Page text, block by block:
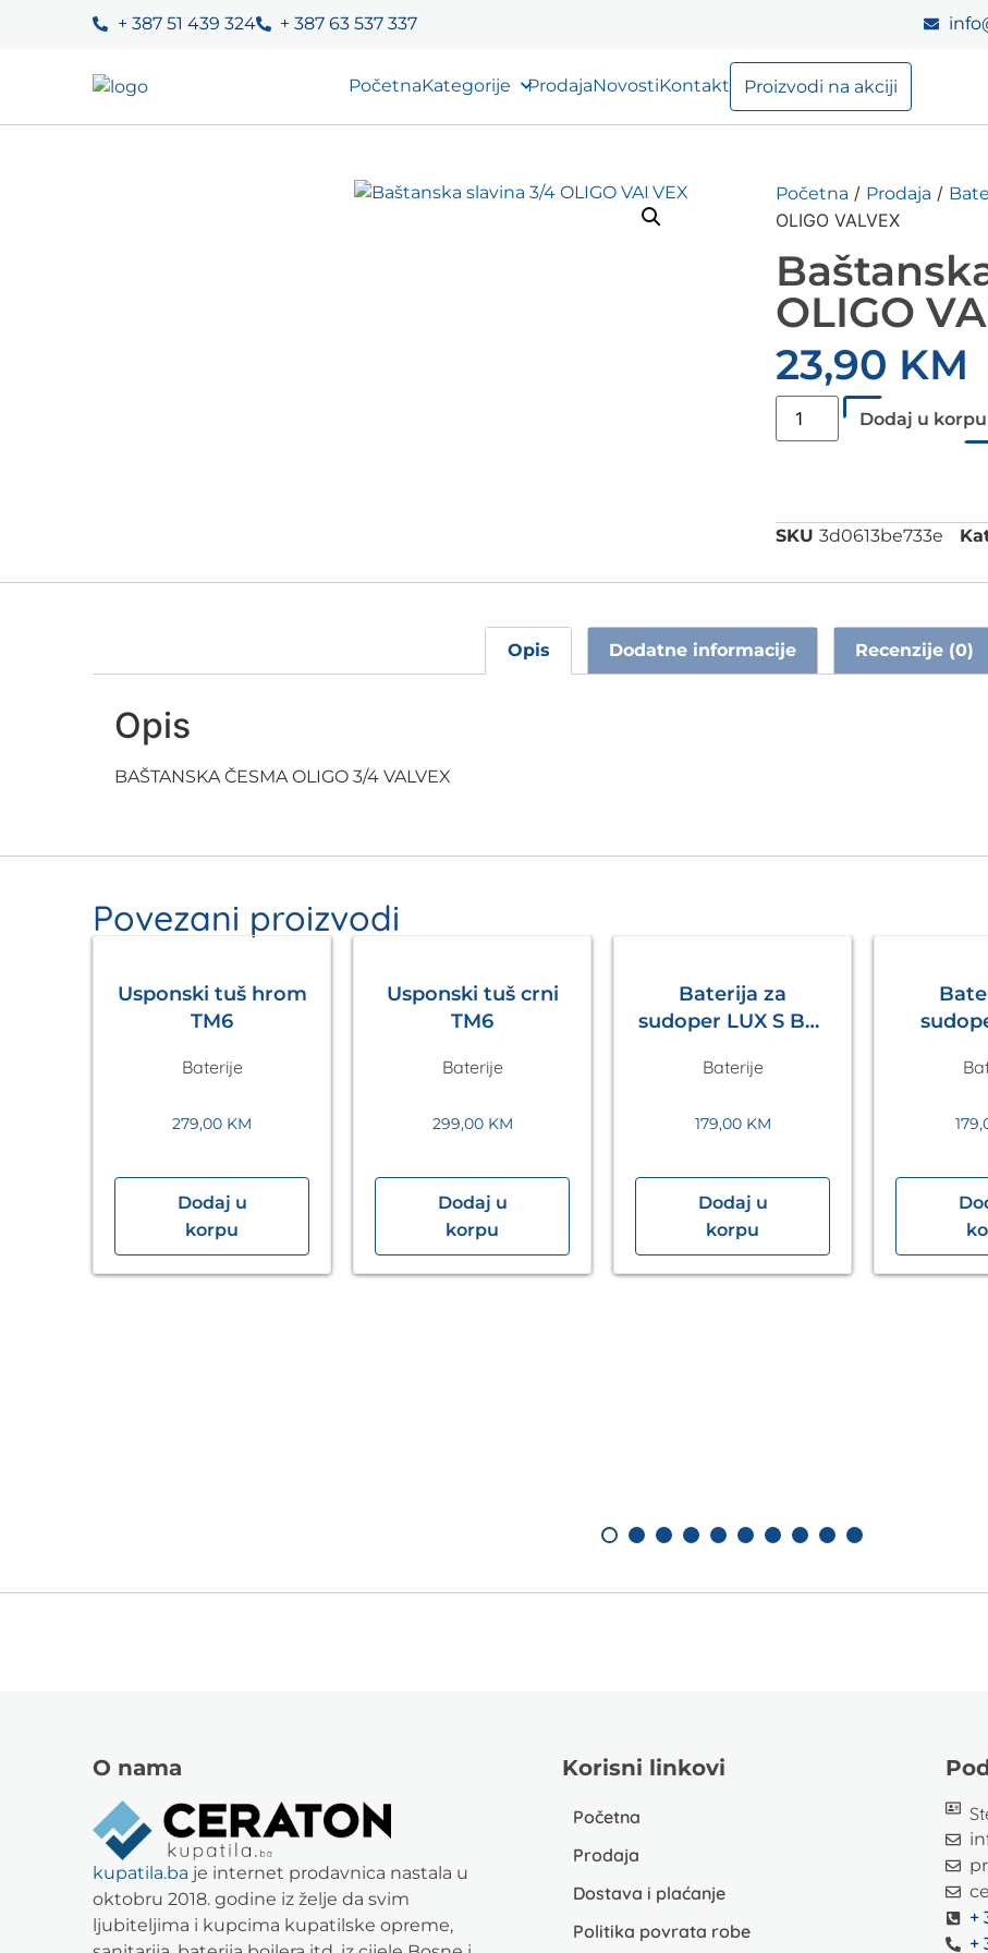
+ 387 51 439 324 + 387 63 537 337
PočetnaKategorije ProdajaNovostiKontakt Proizvodi na akciji
Početna / Prodaja /
OLIGO VALVEX
OLIGO
23,90 KM
Dodaj u korpu
SKU 3d0613be733e
Opis Dodatne informacije Recenzije (0)
Opis
BAŠTANSKA ČESMA OLIGO 3/4 VALVEX
Povezani proizvodi
Usponski tuš hrom
TM6
Baterije
279,00 KM
Dodaj u
korpu
Usponski tuš crni
TM6
Baterije
299,00 KM
Dodaj u
korpu
Baterija za
sudoper LUX S Bež
Baterije
179,00 KM
Dodaj u
korpu
sudoper
O nama
kupatila.ba je internet prodavnica nastala u
oktobru 2018. godine iz želje da svim
ljubiteljima i kupcima kupatilske opreme,
Korisni linkovi
Početna
Prodaja
Dostava i plaćanje
Politika povrata robe
+
+